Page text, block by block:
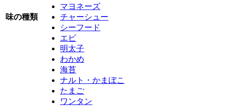
味の種類
マヨネーズ
チャーシュー
シーフード
エビ
明太子
わかめ
海苔
ナルト・かまぼこ
たまご
ワンタン